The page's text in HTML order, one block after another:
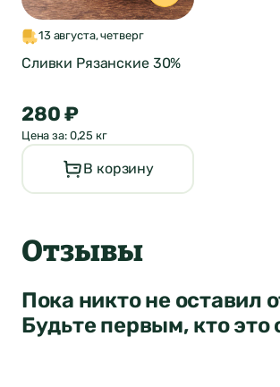
13 августа, четверг
Сливки Рязанские 30%
280 ₽
Цена за: 0,25 кг
В корзину
Отзывы
Пока никто не оставил
Будьте первым, кто это
Нет
Оставить
о продукте
Отзыв
изменен